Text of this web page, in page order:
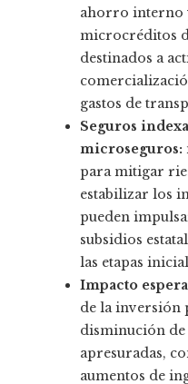
ahorro interno
microcréditos
destinados a
gastos de
Seguros
microseguros:
para mitigar
estabilizar los
pueden
subsidios
las etapas
Impacto
de la inversión
disminución de
apresuradas,
aumentos de